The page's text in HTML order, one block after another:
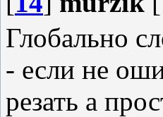
Глобально
- если не
резать а